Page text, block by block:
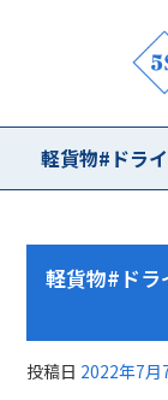
軽貨物#ドラ
軽貨物#ド
投稿日 2022年7月